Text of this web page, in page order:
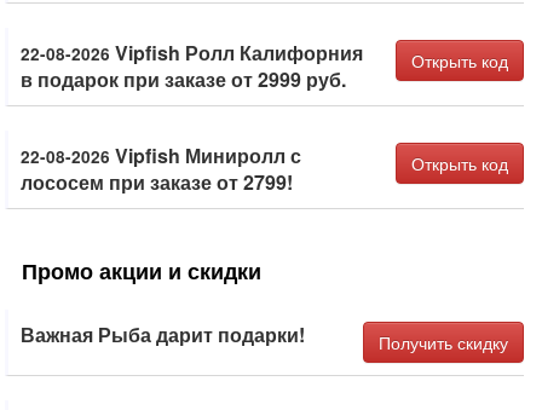
22-08-2026 Vipfish Ролл Калифорния
в подарок при заказе от 2999 руб.
Открыть код
22-08-2026 Vipfish Миниролл с
лососем при заказе от 2799!
Открыть код
Промо акции и скидки
Важная Рыба дарит подарки! Получить скидку